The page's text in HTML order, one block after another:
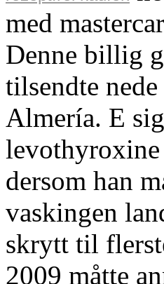
med
Denne billig
tilsendte
Almería. E
dersom han
vaskingen
skrytt til
2009 måtte